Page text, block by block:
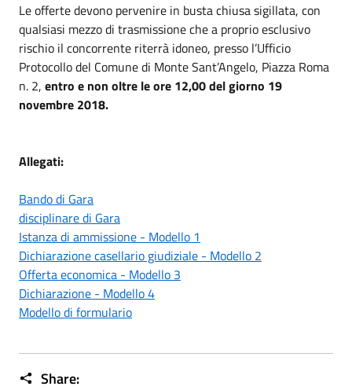
Le offerte devono pervenire in busta chiusa sigillata, con
qualsiasi mezzo di trasmissione che a proprio esclusivo
rischio il concorrente riterrà idoneo, presso l’Ufficio
Protocollo del Comune di Monte Sant’Angelo, Piazza Roma
n. 2, entro e non oltre le ore 12,00 del giorno 19
novembre 2018.
Allegati:
Bando di Gara
disciplinare di Gara
Istanza di ammissione - Modello 1
Dichiarazione casellario giudiziale - Modello 2
Offerta economica - Modello 3
Dichiarazione - Modello 4
Modello di formulario
Share: